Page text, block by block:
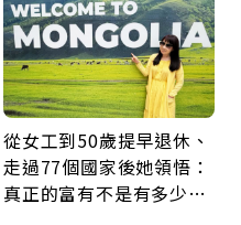
從女工到50歲提早退休、
走過77個國家後她領悟：
真正的富有不是有多少